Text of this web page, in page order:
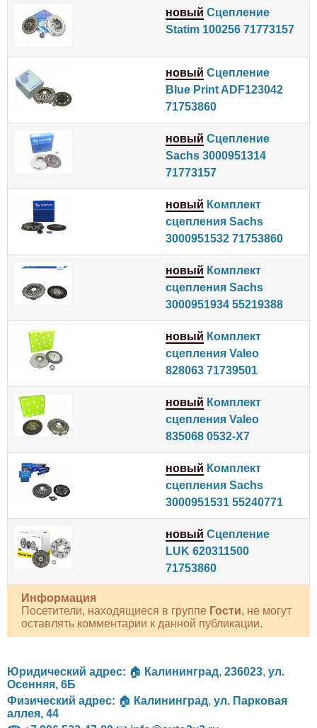
новый Сцепление
Statim 100256 71773157
новый Сцепление
Blue Print ADF123042
71753860
новый Сцепление
Sachs 3000951314
71773157
новый Комплект
сцепления Sachs
3000951532 71753860
новый Комплект
сцепления Sachs
3000951934 55219388
новый Комплект
сцепления Valeo
828063 71739501
новый Комплект
сцепления Valeo
835068 0532-X7
новый Комплект
сцепления Sachs
3000951531 55240771
новый Сцепление
LUK 620311500
71753860
Информация
Посетители, находящиеся в группе Гости, не могут
оставлять комментарии к данной публикации.
Юридический адрес: 🏠 Калининград, 236023, ул.
Осенняя, 6Б
Физический адрес: 🏠 Калининград, ул. Парковая
аллея, 44